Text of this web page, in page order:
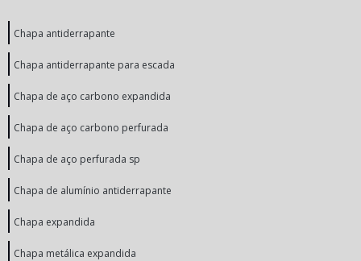
Chapa antiderrapante
Chapa antiderrapante para escada
Chapa de aço carbono expandida
Chapa de aço carbono perfurada
Chapa de aço perfurada sp
Chapa de alumínio antiderrapante
Chapa expandida
Chapa metálica expandida